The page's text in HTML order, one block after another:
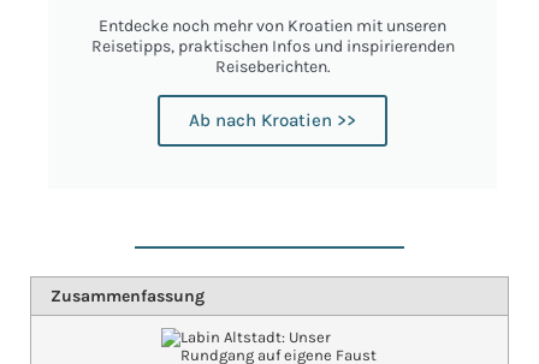
Entdecke noch mehr von Kroatien mit unseren
Reisetipps, praktischen Infos und inspirierenden
Reiseberichten.
Ab nach Kroatien >>
Zusammenfassung